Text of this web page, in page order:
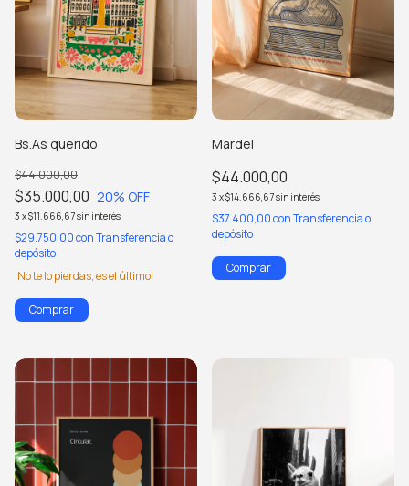
Bs.As querido
$35.000,00
$44.000,00
20% OFF
3 x$11.666,67sin interés
$29.750,00conTransferencia o
depósito
¡No te lo pierdas, es el último!
Comprar
Mardel
$44.000,00
3 x$14.666,67sin interés
$37.400,00conTransferencia o
depósito
Comprar